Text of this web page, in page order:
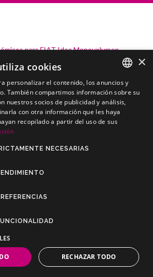
Idea Monovolumen
para FIAT Idea Monovolumen
los Derechos Reservados Dilusur, S.L.
/
Privacidad
/Política de Cookies
SPANISH
PORTUGUESE
×
cookies
personalizar el contenido, los anuncios y
También compartimos información sobre su
nuestros socios de publicidad y análisis,
con otra información que les haya
recopilado a partir del uso de sus
NECESARIAS
RECHAZAR TODO